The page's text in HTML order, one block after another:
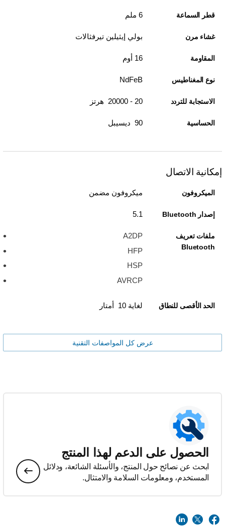
قطر السماعة 6 ملم
غشاء مرن بولي إيثيلين تيرفثالات
المقاومة 16 أوم
نوع المغناطيس NdFeB
الاستجابة للتردد 20 - 20000 هرتز
الحساسية 90 ديسيبل
إمكانية الاتصال
الميكروفون ميكروفون مضمن
إصدار Bluetooth 5.1
ملفات تعريف
Bluetooth
A2DP
HFP
HSP
AVRCP
الحد الأقصى للنطاق لغاية 10 أمتار
عرض كل المواصفات التقنية
الحصول على الدعم لهذا المنتج
ابحث عن نصائح حول المنتج، والأسئلة الشائعة، ودلائل
المستخدم، ومعلومات السلامة والامتثال.